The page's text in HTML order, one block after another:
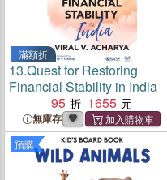
滿額折
13.Quest for Restoring
Financial Stability in India
95
1655
無庫存
預購